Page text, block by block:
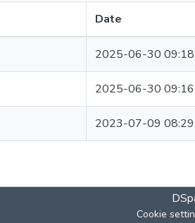
Date
2025-06-30
2025-06-30
2023-07-09
Cookie